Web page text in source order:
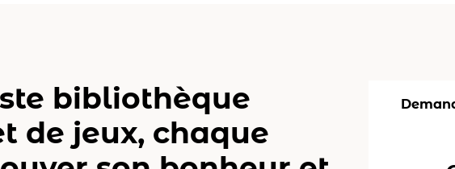
bibliothèque
de jeux, chaque